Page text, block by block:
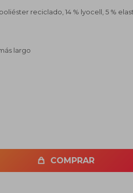
reciclado, 14 % lyocell, 5 %
largo
COMPRAR